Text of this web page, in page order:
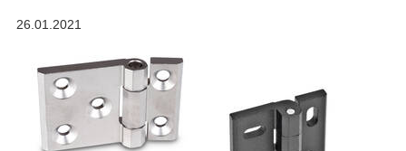
26.01.2021